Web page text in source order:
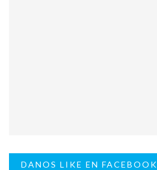
DANOS LIKE EN FACEBOOK